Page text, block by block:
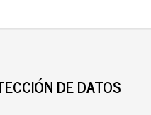
DE DATOS